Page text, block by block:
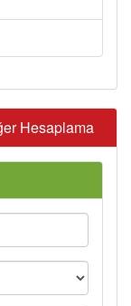
Hesaplama